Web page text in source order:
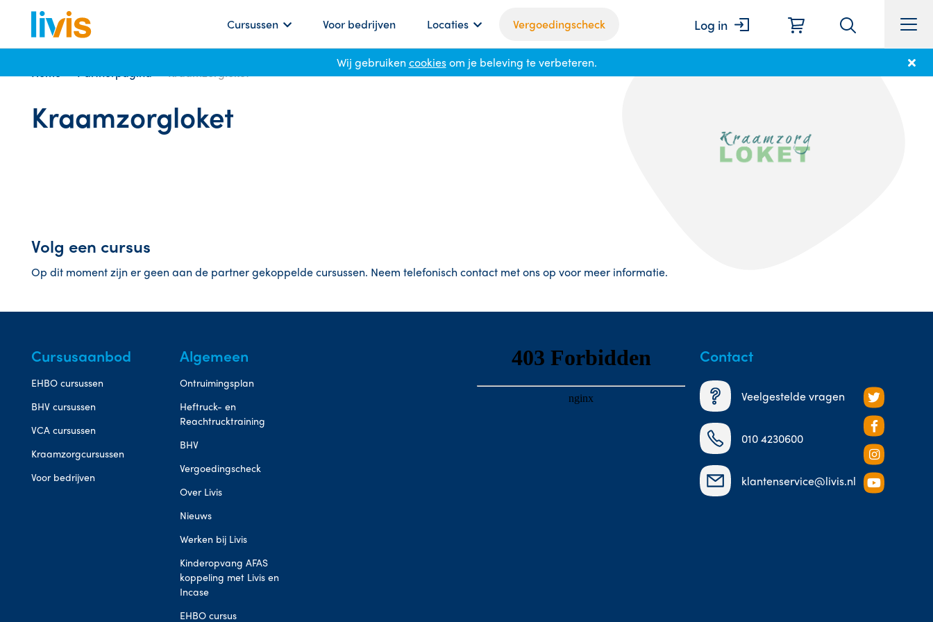
Cursussen Voor bedrijven Locaties Vergoedingscheck Log in
Wij gebruiken cookiesom je beleving te verbeteren.
Home Partnerpagina Kraamzorgloket
Kraamzorgloket
Volg een cursus
Op dit moment zijn er geen aan de partner gekoppelde cursussen. Neem telefonisch contact met ons op voor meer informatie.
Cursusaanbod
EHBO cursussen
BHV cursussen
VCA cursussen
Kraamzorgcursussen
Voor bedrijven
Algemeen
Ontruimingsplan
Heftruck- en
Reachtrucktraining
BHV
Vergoedingscheck
Over Livis
Nieuws
Werken bij Livis
Kinderopvang AFAS
koppeling met Livis en
Incase
EHBO cursus
Contact
Veelgestelde vragen
010 4230600
klantenservice@livis.nl